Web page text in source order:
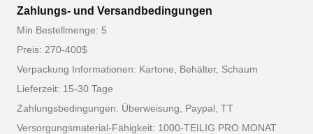
Zahlungs- und Versandbedingungen
Min Bestellmenge: 5
Preis: 270-400$
Verpackung Informationen: Kartone, Behälter, Schaum
Lieferzeit: 15-30 Tage
Zahlungsbedingungen: Überweisung, Paypal, TT
Versorgungsmaterial-Fähigkeit: 1000-TEILIG PRO MONAT